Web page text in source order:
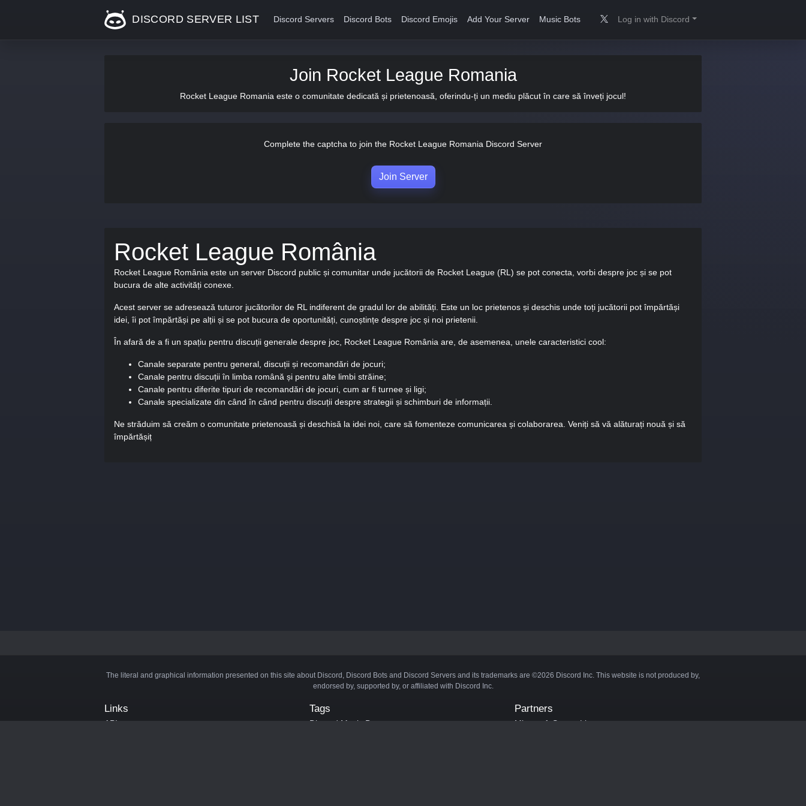
DISCORD SERVER LIST Discord Servers Discord Bots Discord Emojis Add Your Server Music Bots Log in with Discord
Join Rocket League Romania
Rocket League Romania este o comunitate dedicată și prietenoasă, oferindu-ți un mediu plăcut în care să înveți jocul!
Complete the captcha to join the Rocket League Romania Discord Server
Join Server
Rocket League România
Rocket League România este un server Discord public și comunitar unde jucătorii de Rocket League (RL) se pot conecta, vorbi despre joc și se pot
bucura de alte activități conexe.
Acest server se adresează tuturor jucătorilor de RL indiferent de gradul lor de abilități. Este un loc prietenos și deschis unde toți jucătorii pot împărtăși
idei, îi pot împărtăși pe alții și se pot bucura de oportunități, cunoștințe despre joc și noi prietenii.
În afară de a fi un spațiu pentru discuții generale despre joc, Rocket League România are, de asemenea, unele caracteristici cool:
Canale separate pentru general, discuții și recomandări de jocuri;
Canale pentru discuții în limba română și pentru alte limbi străine;
Canale pentru diferite tipuri de recomandări de jocuri, cum ar fi turnee și ligi;
Canale specializate din când în când pentru discuții despre strategii și schimburi de informații.
Ne străduim să creăm o comunitate prietenoasă și deschisă la idei noi, care să fomenteze comunicarea și colaborarea. Veniți să vă alăturați nouă și să
împărtășiț
The literal and graphical information presented on this site about Discord, Discord Bots and Discord Servers and its trademarks are ©2026 Discord Inc. This website is not produced by,
endorsed by, supported by, or affiliated with Discord Inc.
Links
API
Tags
Discord Music Bots
Partners
Minecraft Server List